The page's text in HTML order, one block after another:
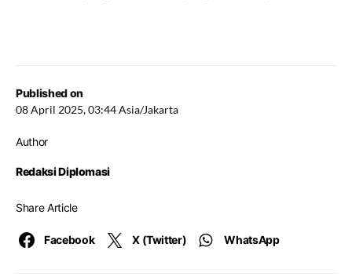
Published on
08 April 2025, 03:44 Asia/Jakarta
Author
Redaksi Diplomasi
Share Article
Facebook X (Twitter) WhatsApp